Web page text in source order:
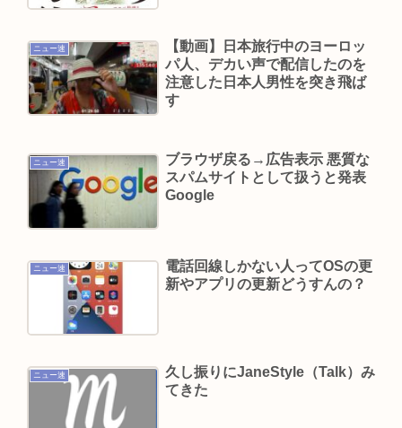
や！」👈この風潮はもう無くなった？
独身おっさんワイ、底辺職の親戚が説教してくる
ので身を隠す
察、口外禁止、残業・休日出勤200時間越、孤
立…。やばすぎて草はえる
Powered by livedoor 相互RSS
ニュー速
【動画】日本旅行中のヨーロッ
パ人、デカい声で配信したのを
注意した日本人男性を突き飛ば
す
ニュー速
ブラウザ戻る→広告表示 悪質な
スパムサイトとして扱うと発表
Google
ニュー速
電話回線しかない人ってOSの更
新やアプリの更新どうすんの？
ニュー速
久し振りにJaneStyle（Talk）み
てきた